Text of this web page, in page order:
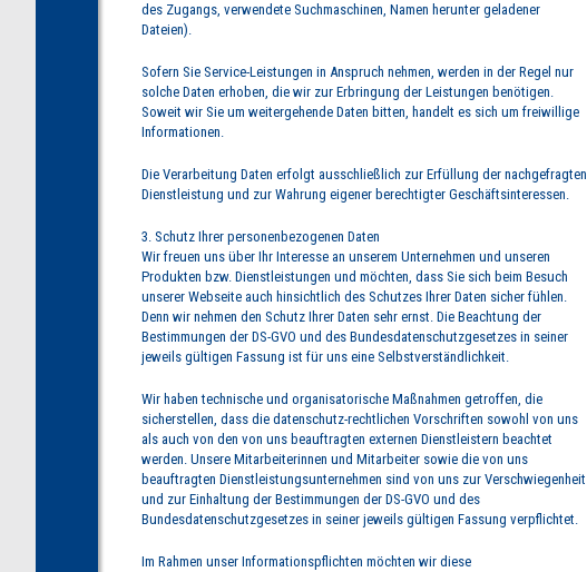
des Zugangs, verwendete Suchmaschinen, Namen herunter geladener
Dateien).
Sofern Sie Service-Leistungen in Anspruch nehmen, werden in der Regel nur
solche Daten erhoben, die wir zur Erbringung der Leistungen benötigen.
Soweit wir Sie um weitergehende Daten bitten, handelt es sich um freiwillige
Informationen.
Die Verarbeitung Daten erfolgt ausschließlich zur Erfüllung der nachgefragten
Dienstleistung und zur Wahrung eigener berechtigter Geschäftsinteressen.
3. Schutz Ihrer personenbezogenen Daten
Wir freuen uns über Ihr Interesse an unserem Unternehmen und unseren
Produkten bzw. Dienstleistungen und möchten, dass Sie sich beim Besuch
unserer Webseite auch hinsichtlich des Schutzes Ihrer Daten sicher fühlen.
Denn wir nehmen den Schutz Ihrer Daten sehr ernst. Die Beachtung der
Bestimmungen der DS-GVO und des Bundesdatenschutzgesetzes in seiner
jeweils gültigen Fassung ist für uns eine Selbstverständlichkeit.
Wir haben technische und organisatorische Maßnahmen getroffen, die
sicherstellen, dass die datenschutz-rechtlichen Vorschriften sowohl von uns
als auch von den von uns beauftragten externen Dienstleistern beachtet
werden. Unsere Mitarbeiterinnen und Mitarbeiter sowie die von uns
beauftragten Dienstleistungsunternehmen sind von uns zur Verschwiegenheit
und zur Einhaltung der Bestimmungen der DS-GVO und des
Bundesdatenschutzgesetzes in seiner jeweils gültigen Fassung verpflichtet.
Im Rahmen unser Informationspflichten möchten wir diese